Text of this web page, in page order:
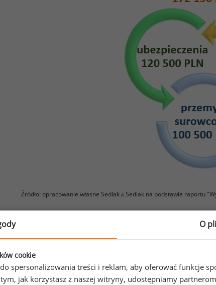
Źródło: opracowanie własne Sedlak & Sedlak na podstawie raportu
wynagradzanym członkiem rady nadzorczej w
dewelopera Robyg SA. Zarobił on w 2015 roku 4 326
z wynagrodzeniem o przeszło 2,5 mln
znalazła się Elżbieta Filipiak z wynagrodzeniem
O
cookie
spersonalizowania treści i reklam, aby oferować funkcje
jak korzystasz z naszej witryny, udostępniamy